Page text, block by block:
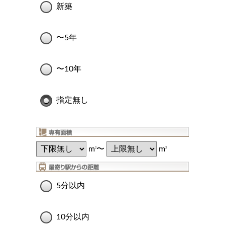
新築
〜5年
〜10年
指定無し
m2〜 m2
5分以内
10分以内